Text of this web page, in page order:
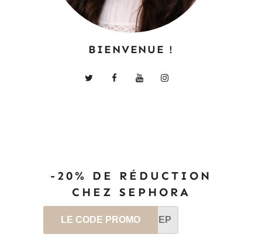
BIENVENUE !
-20% DE RÉDUCTION
CHEZ SEPHORA
LE CODE PROMO SEP